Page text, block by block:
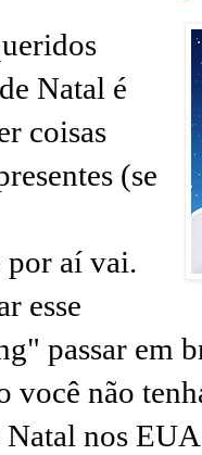
Natal é
coisas
(se
aí vai.
esse
passar em
você não
nos